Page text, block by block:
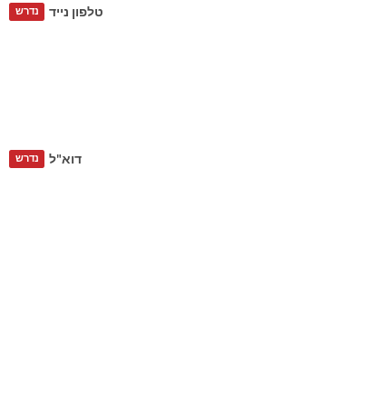
טלפון נייד נדרש
דוא"ל נדרש